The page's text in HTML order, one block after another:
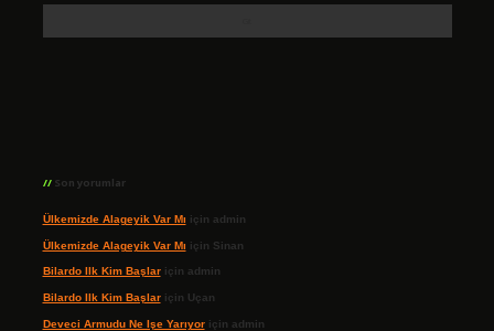
Son yorumlar
Ülkemizde Alageyik Var Mı için admin
Ülkemizde Alageyik Var Mı için Sinan
Bilardo Ilk Kim Başlariçin admin
Bilardo Ilk Kim Başlariçin Uçan
Deveci Armudu Ne Işe Yarıyoriçin admin